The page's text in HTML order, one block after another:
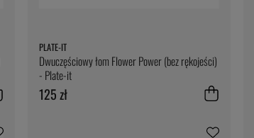
PLATE-IT
Dwuczęściowy łom Flower Power (bez rękojeści)
- Plate-it
125 zł